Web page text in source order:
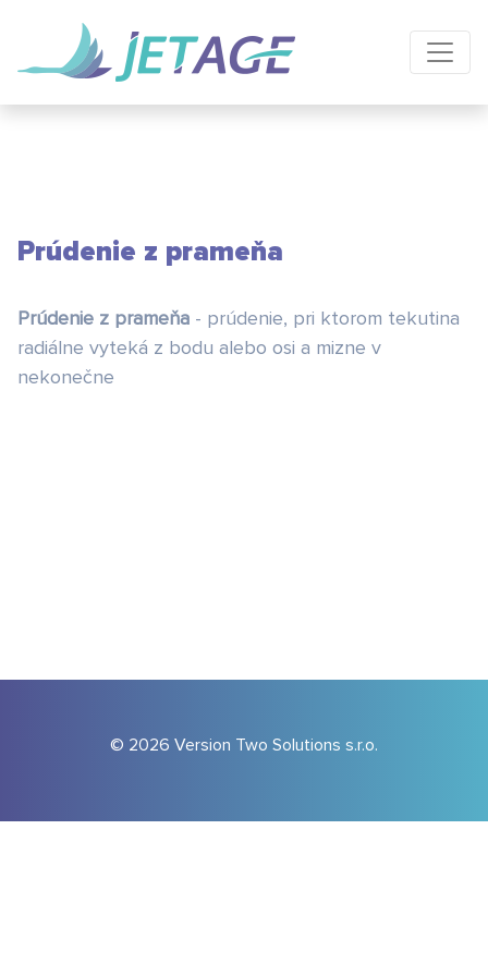
Prúdenie z prameňa
Prúdenie z prameňa - prúdenie, pri ktorom tekutina
radiálne vyteká z bodu alebo osi a mizne v
nekonečne
© 2026 Version Two Solutions s.r.o.